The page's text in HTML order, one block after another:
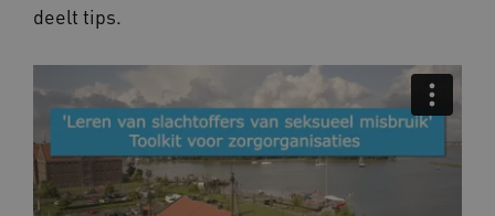
deelt tips.
__cf_bm
.vimeo.com
Google Privacy Policy